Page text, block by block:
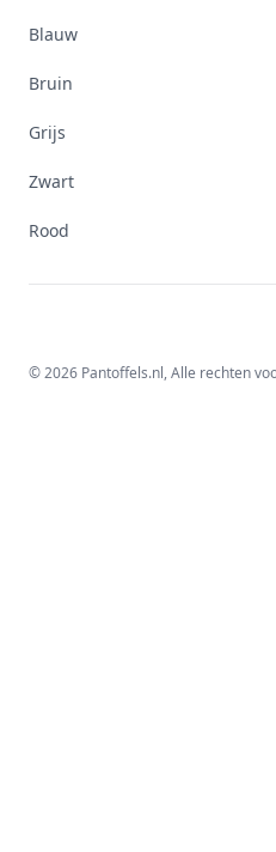
Blauw
Bruin
Grijs
Zwart
Rood
© 2026 Pantoffels.nl, Alle rechten